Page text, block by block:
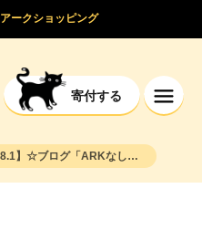
寄付する
アークショッピング
【2017.8.1】☆ブログ「ARKなしっぽ」更新しました☆